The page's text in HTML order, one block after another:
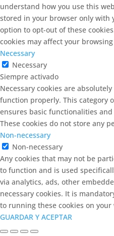
understand how you use this
stored in your browser only with
option to opt-out of these
cookies may affect your
Necessary
Necessary
Siempre activado
Necessary cookies are
function properly. This category
ensures basic functionalities
These cookies do not store any
Non-necessary
Non-necessary
Any cookies that may not be
to function and is used
via analytics, ads, other
necessary cookies. It is
to running these cookies on your
GUARDAR Y ACEPTAR